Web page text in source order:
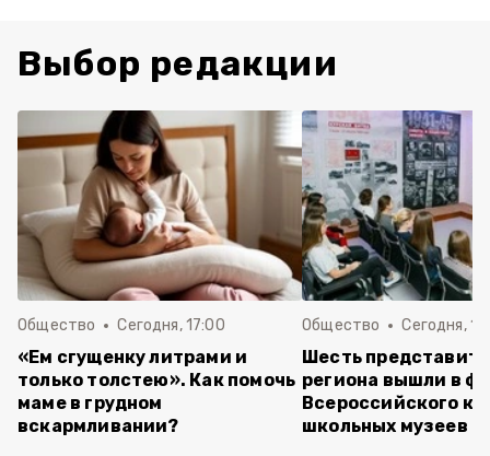
Выбор редакции
Общество Сегодня, 17:00
«Ем сгущенку литрами и
только толстею». Как помочь
маме в грудном
вскармливании?
Общество Сегодня,
Шесть
региона вышли в
Всероссийского
школьных музеев